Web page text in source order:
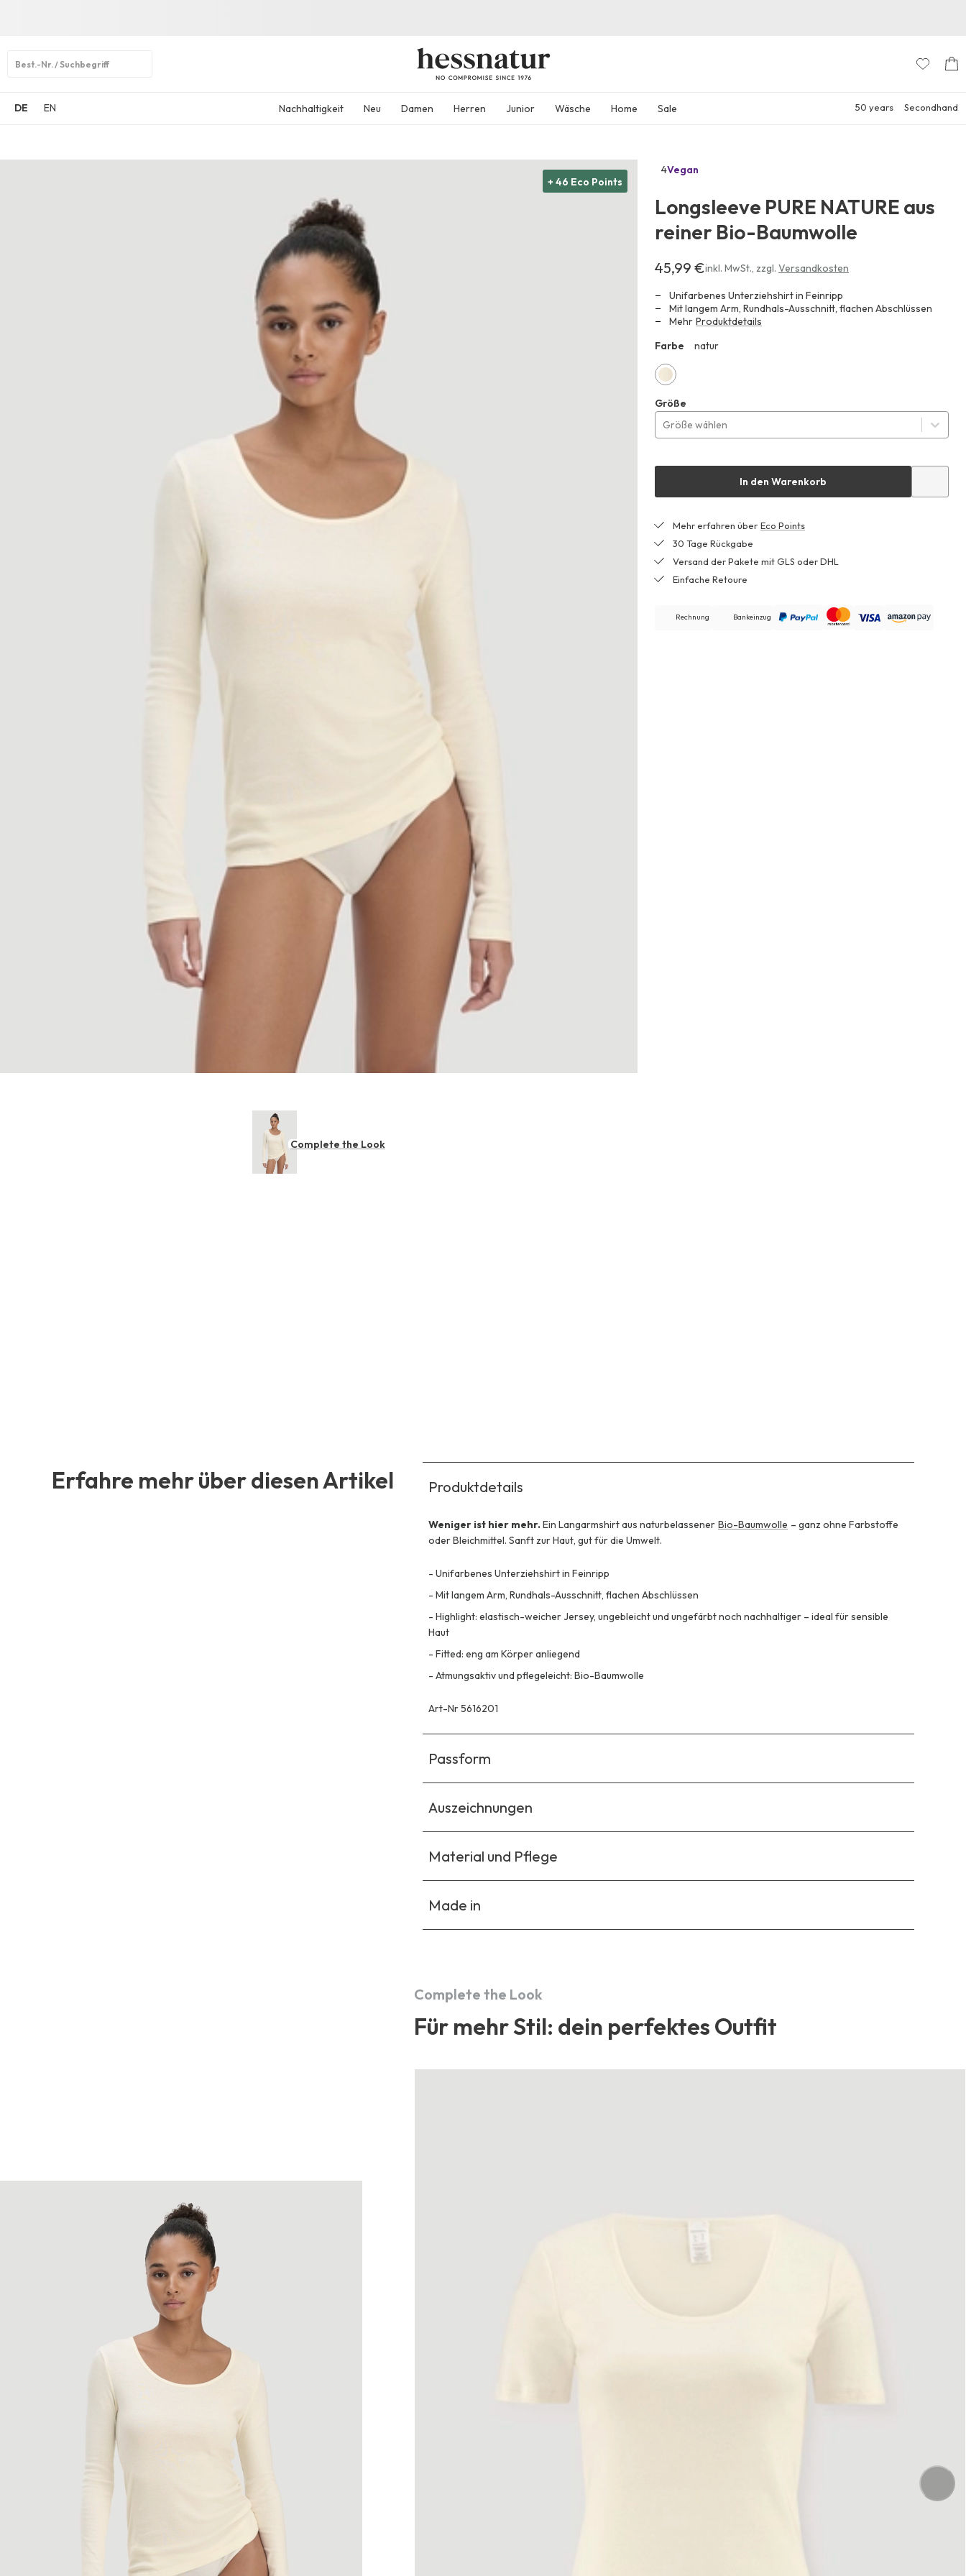
DE
EN Nachhaltigkeit Neu Damen Herren Junior Wäsche Home Sale 50 years Secondhand
+ 46 Eco Points
Zu
Reviews
4Vegan
Longsleeve PURE NATURE aus
reiner Bio-Baumwolle
Erhältlich
45,99 €
45,99 €inkl. MwSt.,zzgl. Versandkosten
Unifarbenes Unterziehshirt in Feinripp
Mit langem Arm, Rundhals-Ausschnitt, flachen Abschlüssen
Mehr Produktdetails
Farbe
natur
Größe
Größe wählen
In den Warenkorb
Mehr erfahren über Eco Points
30 Tage Rückgabe
Versand der Pakete mit GLS oder DHL
Einfache Retoure
Rechnung Bankeinzug
Complete the Look
Erfahre mehr über diesen Artikel Produktdetails
Weniger ist hier mehr.Ein Langarmshirt aus naturbelassener Bio-Baumwolle – ganz ohne Farbstoffe
oder Bleichmittel. Sanft zur Haut, gut für die Umwelt.
- Unifarbenes Unterziehshirt in Feinripp
- Mit langem Arm, Rundhals-Ausschnitt, flachen Abschlüssen
- Highlight: elastisch-weicher Jersey, ungebleicht und ungefärbt noch nachhaltiger – ideal für sensible
Haut
- Fitted: eng am Körper anliegend
- Atmungsaktiv und pflegeleicht: Bio-Baumwolle
Art-Nr 5616201
Passform
Auszeichnungen
Material und Pflege
Made in
Complete the Look
Für mehr Stil: dein perfektes Outfit